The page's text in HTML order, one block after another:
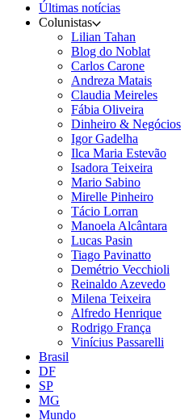
Últimas notícias
Colunistas
Lilian Tahan
Blog do Noblat
Carlos Carone
Andreza Matais
Claudia Meireles
Fábia Oliveira
Dinheiro & Negócios
Igor Gadelha
Ilca Maria Estevão
Isadora Teixeira
Mario Sabino
Mirelle Pinheiro
Tácio Lorran
Manoela Alcântara
Lucas Pasin
Tiago Pavinatto
Demétrio Vecchioli
Reinaldo Azevedo
Milena Teixeira
Alfredo Henrique
Rodrigo França
Vinícius Passarelli
Brasil
DF
SP
MG
Mundo